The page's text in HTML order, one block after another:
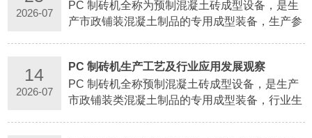
2026-07
PC 制砖机全称为预制混凝土砖成型设备，是生
产市政铺装混凝土制品的专用成型装备，生产参
等路面建材。整套设备包含配料搅拌单元、分层
布料机构、液压成型主机、自动送板脱…
14
2026-07
PC 制砖机生产工艺及行业应用发展观察
PC 制砖机全称预制混凝土砖成型设备，是生产
市政铺装类混凝土制品的专用成型装备，行业生